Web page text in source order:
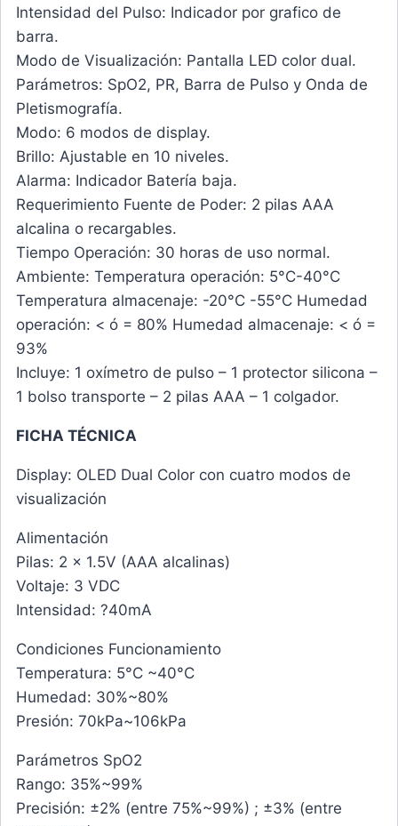
Intensidad del Pulso: Indicador por grafico de
barra.
Modo de Visualización: Pantalla LED color dual.
Parámetros: SpO2, PR, Barra de Pulso y Onda de
Pletismografía.
Modo: 6 modos de display.
Brillo: Ajustable en 10 niveles.
Alarma: Indicador Batería baja.
Requerimiento Fuente de Poder: 2 pilas AAA
alcalina o recargables.
Tiempo Operación: 30 horas de uso normal.
Ambiente: Temperatura operación: 5°C-40°C
Temperatura almacenaje: -20°C -55°C Humedad
operación: < ó = 80% Humedad almacenaje: < ó =
93%
Incluye: 1 oxímetro de pulso – 1 protector silicona –
1 bolso transporte – 2 pilas AAA – 1 colgador.
FICHA TÉCNICA
Display: OLED Dual Color con cuatro modos de
visualización
Alimentación
Pilas: 2 x 1.5V (AAA alcalinas)
Voltaje: 3 VDC
Intensidad: ?40mA
Condiciones Funcionamiento
Temperatura: 5°C ~40°C
Humedad: 30%~80%
Presión: 70kPa~106kPa
Parámetros SpO2
Rango: 35%~99%
Precisión: ±2% (entre 75%~99%) ; ±3% (entre